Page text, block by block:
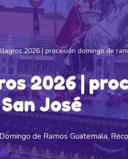
2026 | procesión domingo de
2026 |
José
de Ramos Guatemala,